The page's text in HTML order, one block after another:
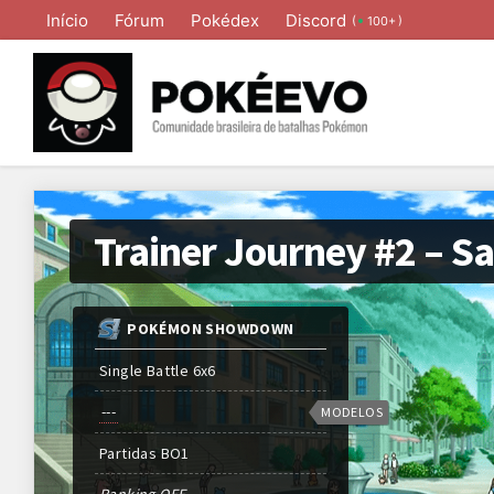
Início Fórum Pokédex Discord ( 100+ )
POKÉMON SHOWDOWN
Single Battle 6x6
---
Partidas BO1
MODELOS